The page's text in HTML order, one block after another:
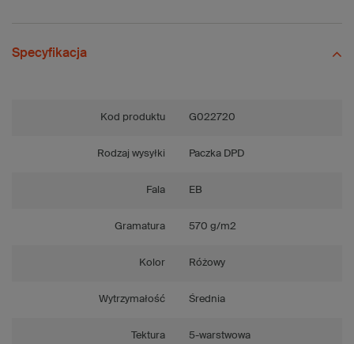
Specyfikacja
Kod produktu G022720
Rodzaj wysyłki Paczka DPD
Fala EB
Gramatura 570 g/m2
Kolor Różowy
Wytrzymałość Średnia
Tektura 5-warstwowa